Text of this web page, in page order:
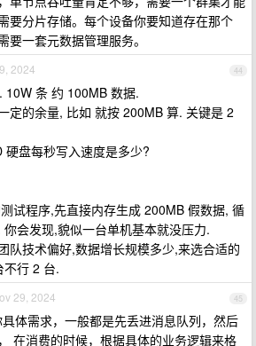
要分片存储。每个设备你要知道存在那个
要一套元数据管理服务。
44
2024
10W 条 约 100MB 数据.
定的余量, 比如 就按 200MB 算. 关键是 2
硬盘每秒写入速度是多少?
试程序,先直接内存生成 200MB 假数据, 循
会发现,貌似一台单机基本就没压力.
队技术偏好,数据增长规模多少,来选合适的
不行 2 台.
45
29, 2024
体需求，一般都是先丢进消息队列，然后
在消费的时候，根据具体的业务逻辑来格